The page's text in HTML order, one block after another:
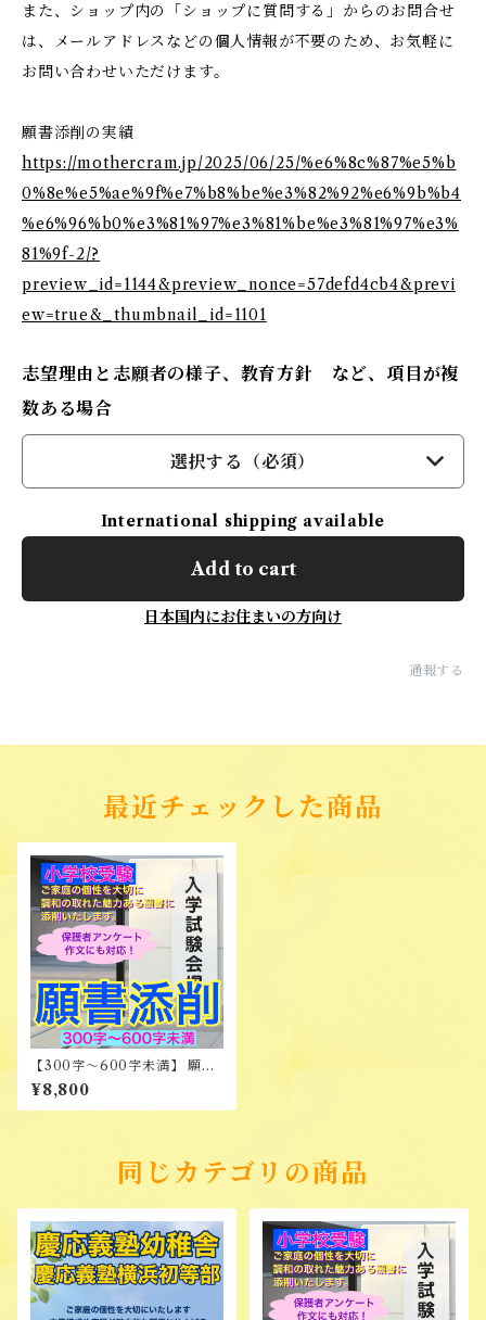
また、ショップ内の「ショップに質問する」からのお問合せ
は、メールアドレスなどの個人情報が不要のため、お気軽に
お問い合わせいただけます。
願書添削の実績
https://mothercram.jp/2025/06/25/%e6%8c%87%e5%b
0%8e%e5%ae%9f%e7%b8%be%e3%82%92%e6%9b%b4
%e6%96%b0%e3%81%97%e3%81%be%e3%81%97%e3%
81%9f-2/?
preview_id=1144&preview_nonce=57defd4cb4&previ
ew=true&_thumbnail_id=1101
志望理由と志願者の様子、教育方針 など、項目が複
数ある場合
選択する（必須）
International shipping available
Add to cart
日本国内にお住まいの方向け
通報する
最近チェックした商品
【300字～600字未満】 願書
添削
¥8,800
同じカテゴリの商品